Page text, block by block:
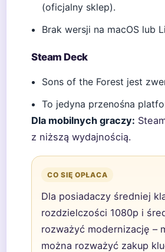
(oficjalny sklep).
Brak wersji na macOS lub
Steam Deck
Sons of the Forest jest
To jedyna przenośna
Dla mobilnych graczy:
z niższą wydajnością.
CO SIĘ OPŁACA
Dla posiadaczy średniej
rozdzielczości 1080p i
rozważyć modernizację –
można rozważyć zakup